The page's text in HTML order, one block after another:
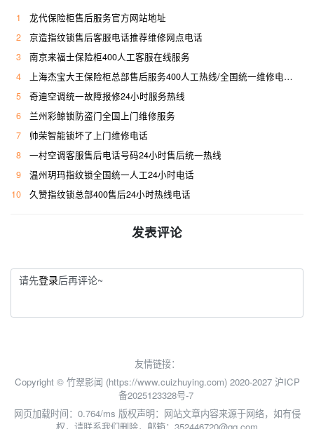
1
龙代保险柜售后服务官方网站地址
2
京造指纹锁售后客服电话推荐维修网点电话
3
南京来福士保险柜400人工客服在线服务
4
上海杰宝大王保险柜总部售后服务400人工热线/全国统一维修电话是多少
5
奇迪空调统一故障报修24小时服务热线
6
兰州彩鲸锁防盗门全国上门维修服务
7
帅荣智能锁坏了上门维修电话
8
一村空调客服售后电话号码24小时售后统一热线
9
温州玥玛指纹锁全国统一人工24小时电话
10
久赞指纹锁总部400售后24小时热线电话
发表评论
请先登录后再评论~
友情链接：
Copyright © 竹翠影闻 (https://www.cuizhuying.com) 2020-2027 沪ICP
备2025123328号-7
网页加载时间：0.764/ms 版权声明：网站文章内容来源于网络，如有侵